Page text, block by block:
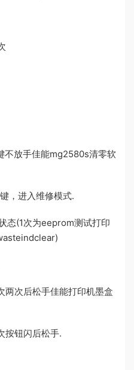
不放手佳能mg2580s清零软
，进入维修模式.
态(1次为eeprom测试打印
次后松手佳能打印机墨盒
按钮闪后松手.